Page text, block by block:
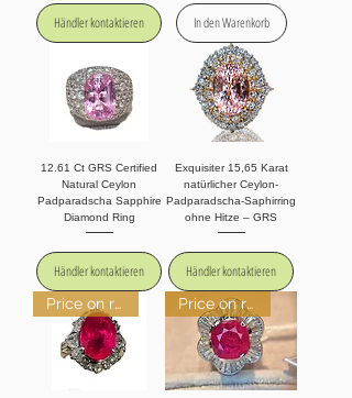
Händler kontaktieren In den Warenkorb
12.61 Ct GRS Certified
Natural Ceylon
Padparadscha Sapphire
Diamond Ring
Händler kontaktieren
Exquisiter 15,65 Karat
natürlicher Ceylon-
Padparadscha-Saphirring
ohne Hitze – GRS
Händler kontaktieren
Price on request. Price on request